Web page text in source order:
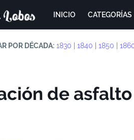
INICIO CATEGORÍAS
POR DÉCADA: 1830 1840 1850
de